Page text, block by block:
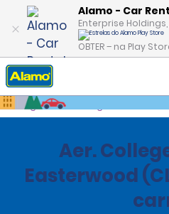
Alamo - Car
Enterprise Holdings,
OBTER – na Play
Página inicial
Aer.
Easterwood